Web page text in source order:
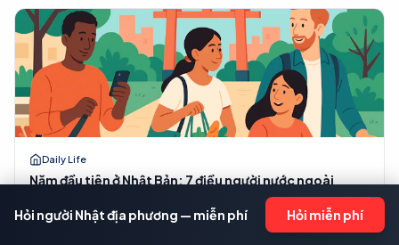
Daily Life
Năm đầu tiên ở Nhật Bản: 7 điều người nước ngoài
Tài khoản ngân hàng, điện thoại, tòa thị chính, My Number — sai thứ
tự và bạn sẽ mất hàng tháng. Danh sách kiểm tra hành chính năm
Hỏi người Nhật địa phương — miễn phí Hỏi miễn phí